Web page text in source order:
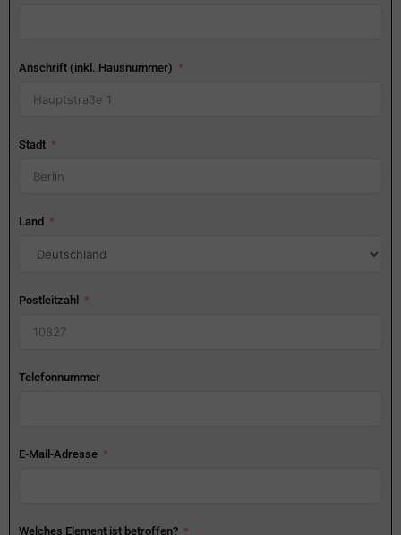
Anschrift (inkl. Hausnummer)
Stadt
Land
Postleitzahl
Telefonnummer
E-Mail-Adresse
Welches Element ist betroffen?